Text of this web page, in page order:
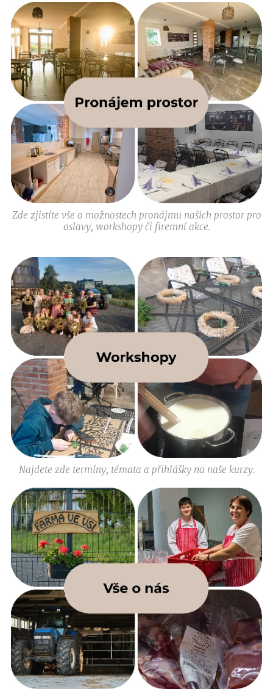
Zde zjistíte vše o možnostech pronájmu našich prostor pro
oslavy, workshopy či firemní akce.
Najdete zde termíny, témata a přihlášky na naše kurzy.